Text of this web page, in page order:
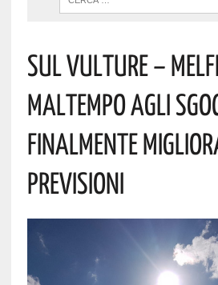
Sul Vulture –
Maltempo Agli
Finalmente
Previsioni